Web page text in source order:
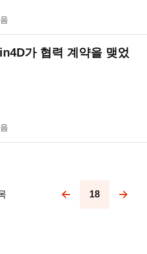
가 협력 계약을 맺었
Pagination
18